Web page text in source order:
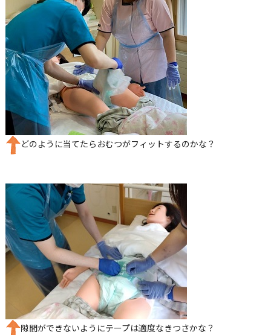
どのように当てたらおむつがフィットするのかな？
隙間ができないようにテープは適度なきつさかな？